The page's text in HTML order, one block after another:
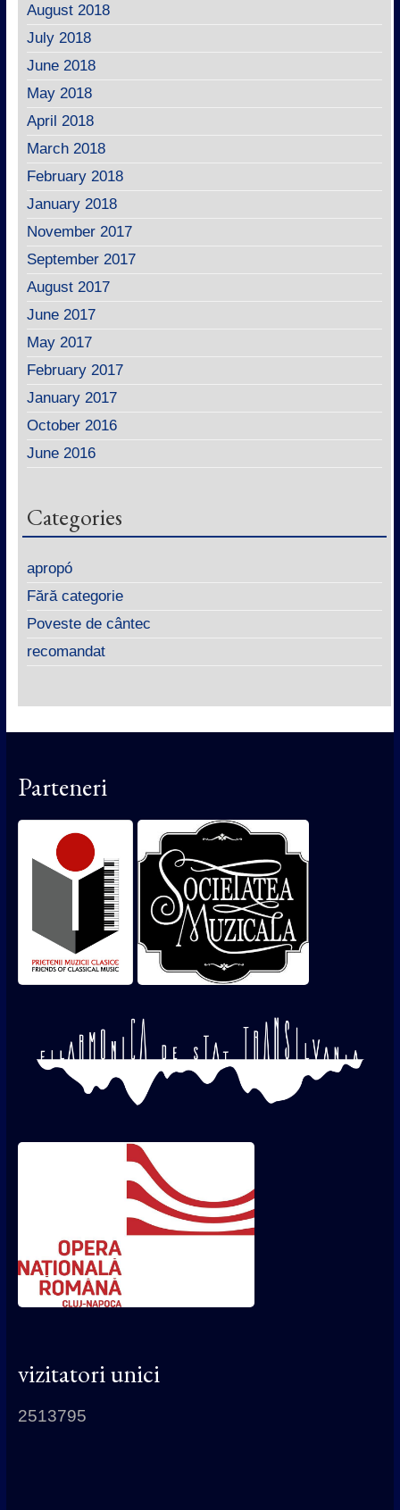
August 2018
July 2018
June 2018
May 2018
April 2018
March 2018
February 2018
January 2018
November 2017
September 2017
August 2017
June 2017
May 2017
February 2017
January 2017
October 2016
June 2016
Categories
apropó
Fără categorie
Poveste de cântec
recomandat
Parteneri
vizitatori unici
2513795